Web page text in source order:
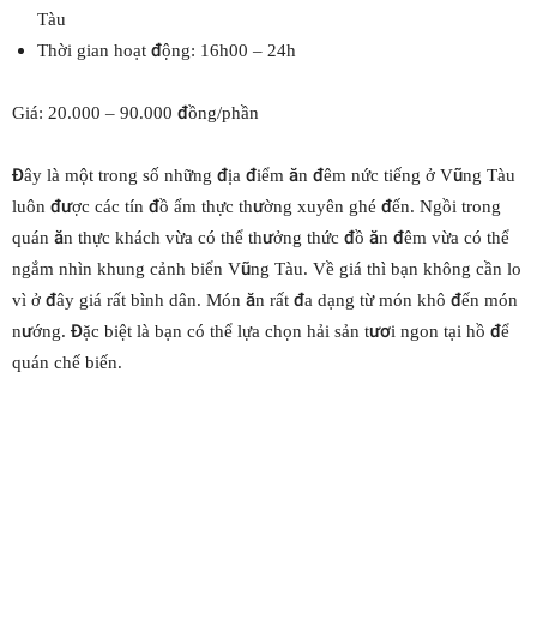
Tàu
Thời gian hoạt động: 16h00 – 24h
Giá: 20.000 – 90.000 đồng/phần
Đây là một trong số những địa điểm ăn đêm nức tiếng ở Vũng Tàu
luôn được các tín đồ ẩm thực thường xuyên ghé đến. Ngồi trong
quán ăn thực khách vừa có thể thưởng thức đồ ăn đêm vừa có thể
ngắm nhìn khung cảnh biển Vũng Tàu. Về giá thì bạn không cần lo
vì ở đây giá rất bình dân. Món ăn rất đa dạng từ món khô đến món
nướng. Đặc biệt là bạn có thể lựa chọn hải sản tươi ngon tại hồ để
quán chế biến.